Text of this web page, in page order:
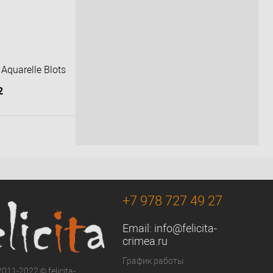
Blots
2022 © felicita-
+7 978 727 49 27
Email: info@felicita-
crimea.ru
График работы